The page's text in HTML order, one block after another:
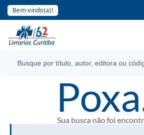
Bem-vindo(a)!
Sua busca não foi